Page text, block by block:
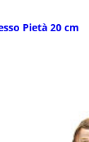
Pietà 20 cm